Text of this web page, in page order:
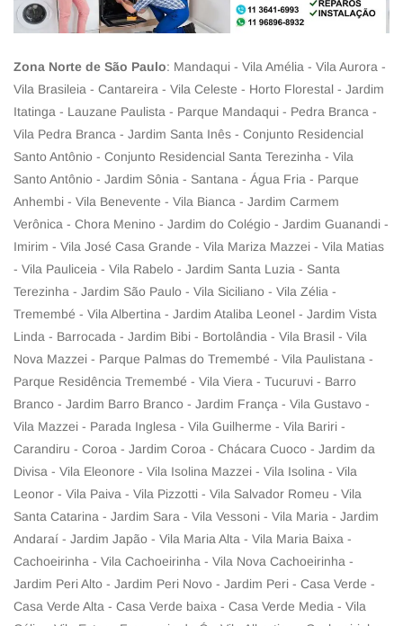
Zona Norte de São Paulo: Mandaqui - Vila Amélia - Vila Aurora -
Vila Brasileia - Cantareira - Vila Celeste - Horto Florestal - Jardim
Itatinga - Lauzane Paulista - Parque Mandaqui - Pedra Branca -
Vila Pedra Branca - Jardim Santa Inês - Conjunto Residencial
Santo Antônio - Conjunto Residencial Santa Terezinha - Vila
Santo Antônio - Jardim Sônia - Santana - Água Fria - Parque
Anhembi - Vila Benevente - Vila Bianca - Jardim Carmem
Verônica - Chora Menino - Jardim do Colégio - Jardim Guanandi -
Imirim - Vila José Casa Grande - Vila Mariza Mazzei - Vila Matias
- Vila Pauliceia - Vila Rabelo - Jardim Santa Luzia - Santa
Terezinha - Jardim São Paulo - Vila Siciliano - Vila Zélia -
Tremembé - Vila Albertina - Jardim Ataliba Leonel - Jardim Vista
Linda - Barrocada - Jardim Bibi - Bortolândia - Vila Brasil - Vila
Nova Mazzei - Parque Palmas do Tremembé - Vila Paulistana -
Parque Residência Tremembé - Vila Viera - Tucuruvi - Barro
Branco - Jardim Barro Branco - Jardim França - Vila Gustavo -
Vila Mazzei - Parada Inglesa - Vila Guilherme - Vila Bariri -
Carandiru - Coroa - Jardim Coroa - Chácara Cuoco - Jardim da
Divisa - Vila Eleonore - Vila Isolina Mazzei - Vila Isolina - Vila
Leonor - Vila Paiva - Vila Pizzotti - Vila Salvador Romeu - Vila
Santa Catarina - Jardim Sara - Vila Vessoni - Vila Maria - Jardim
Andaraí - Jardim Japão - Vila Maria Alta - Vila Maria Baixa -
Cachoeirinha - Vila Cachoeirinha - Vila Nova Cachoeirinha -
Jardim Peri Alto - Jardim Peri Novo - Jardim Peri - Casa Verde -
Casa Verde Alta - Casa Verde baixa - Casa Verde Media - Vila